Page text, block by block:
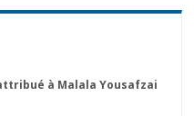
à Malala Yousafzai